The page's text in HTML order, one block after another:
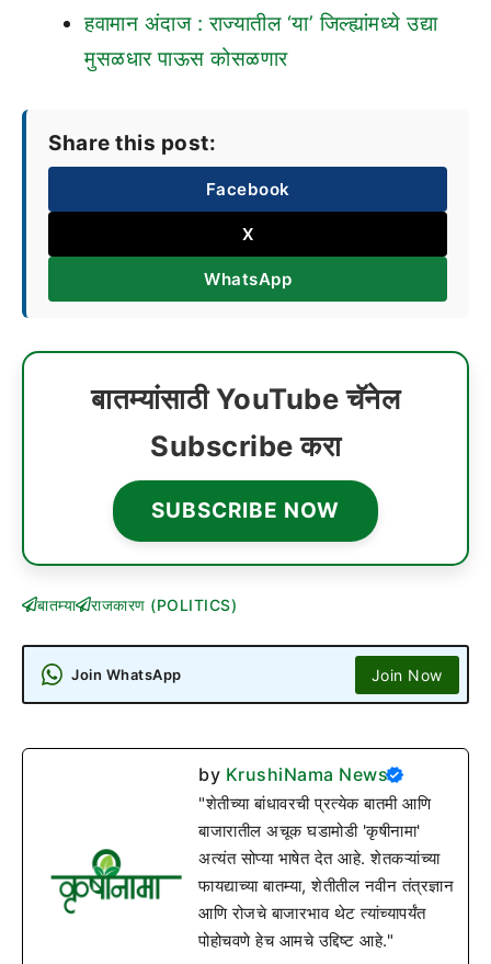
हवामान अंदाज : राज्यातील ‘या’ जिल्ह्यांमध्ये उद्या
मुसळधार पाऊस कोसळणार
Share this post:
Facebook
X
WhatsApp
बातम्यांसाठी YouTube चॅनेल
Subscribe करा
SUBSCRIBE NOW
बातम्या राजकारण (POLITICS)
Join WhatsApp Join Now
by KrushiNama News
"शेतीच्या बांधावरची प्रत्येक बातमी आणि
बाजारातील अचूक घडामोडी 'कृषीनामा'
अत्यंत सोप्या भाषेत देत आहे. शेतकऱ्यांच्या
फायद्याच्या बातम्या, शेतीतील नवीन तंत्रज्ञान
आणि रोजचे बाजारभाव थेट त्यांच्यापर्यंत
पोहोचवणे हेच आमचे उद्दिष्ट आहे."